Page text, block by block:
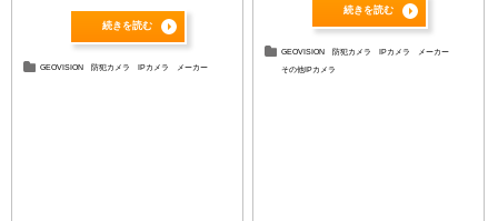
続きを読む
GEOVISION 防犯カメラ IPカメラ メーカー
続きを読む
GEOVISION 防犯カメラ IPカメラ メーカー
その他IPカメラ